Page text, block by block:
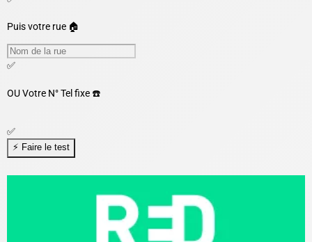
Puis votre rue 🏠
✅
OUVotre N° Tel fixe ☎️
✅